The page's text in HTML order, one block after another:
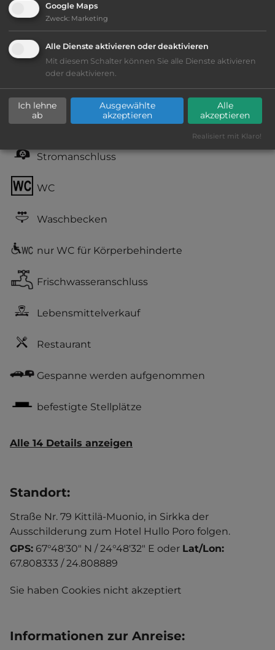
Schlepplift
Lage: ansprechend
Geräuschkulisse: erträgliche
Stromanschluss
WC
Waschbecken
nur WC für Körperbehinderte
Frischwasseranschluss
Lebensmittelverkauf
Restaurant
Gespanne werden aufgenommen
befestigte Stellplätze
Alle 14 Details anzeigen
Standort:
Straße Nr. 79 Kittilä-Muonio, in Sirkka der
Ausschilderung zum Hotel Hullo Poro folgen.
GPS: 67°48'30" N / 24°48'32" E oder Lat/Lon:
67.808333 / 24.808889
Sie haben Cookies nicht akzeptiert
Informationen zur Anreise:
Google Maps
Zweck: Marketing
Alle Dienste aktivieren oder deaktivieren
Mit diesem Schalter können Sie alle Dienste aktivieren
oder deaktivieren.
Ich lehne
ab
Ausgewählte
akzeptieren
Alle
akzeptieren
Realisiert mit Klaro!